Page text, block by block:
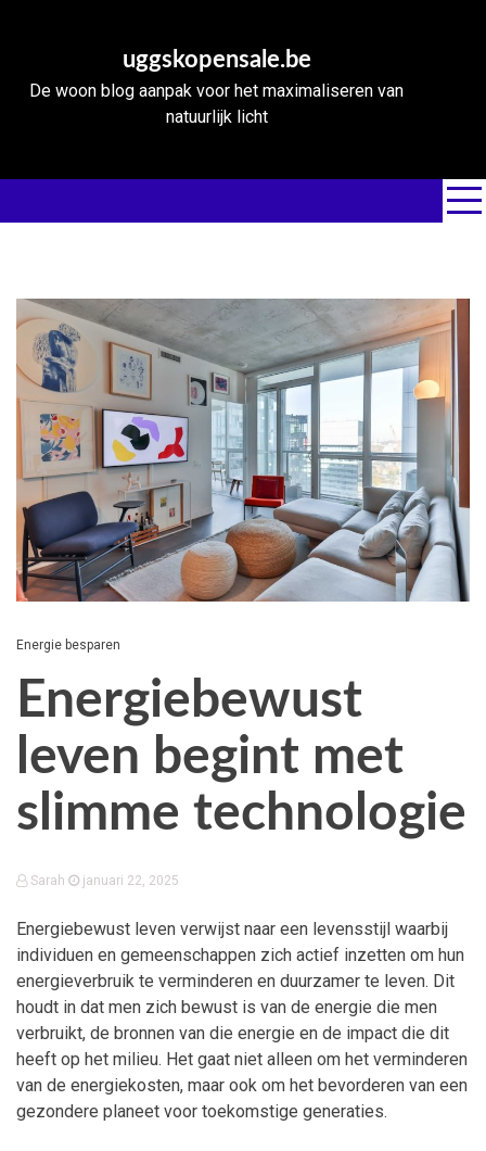
uggskopensale.be
De woon blog aanpak voor het maximaliseren van
natuurlijk licht
Energie besparen
Energiebewust
leven begint met
slimme technologie
Sarah januari 22, 2025
Energiebewust leven verwijst naar een levensstijl waarbij
individuen en gemeenschappen zich actief inzetten om hun
energieverbruik te verminderen en duurzamer te leven. Dit
houdt in dat men zich bewust is van de energie die men
verbruikt, de bronnen van die energie en de impact die dit
heeft op het milieu. Het gaat niet alleen om het verminderen
van de energiekosten, maar ook om het bevorderen van een
gezondere planeet voor toekomstige generaties.